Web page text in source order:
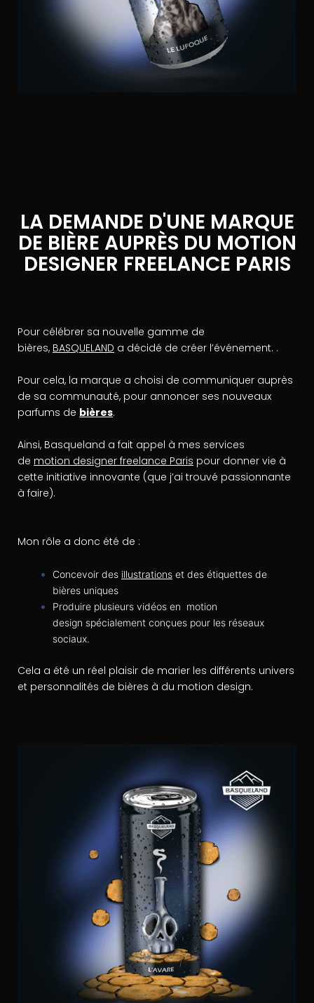
LA DEMANDE D'UNE MARQUE
DE BIÈRE AUPRÈS DU MOTION
DESIGNER FREELANCE PARIS
Pour célébrer sa nouvelle gamme de
bières, BASQUELAND a décidé de créer l’événement. .
Pour cela, la marque a choisi de communiquer auprès
de sa communauté, pour annoncer ses nouveaux
parfums de bières.
Ainsi, Basqueland a fait appel à mes services
de motion designer freelance Paris pour donner vie à
cette initiative innovante (que j’ai trouvé passionnante
à faire).
Mon rôle a donc été de :
Concevoir des illustrations et des étiquettes de
bières uniques
Produire plusieurs vidéos en motion
design spécialement conçues pour les réseaux
sociaux.
Cela a été un réel plaisir de marier les différents univers
et personnalités de bières à du motion design.